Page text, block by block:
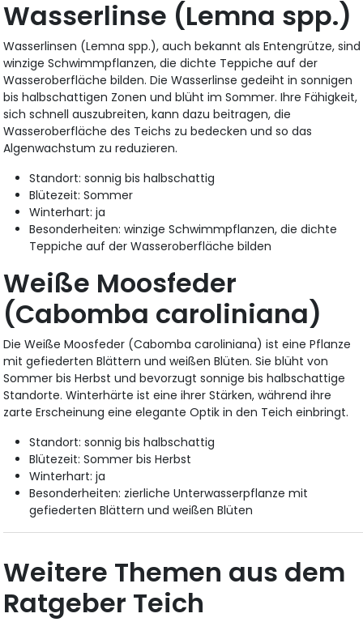
Wasserlinse (Lemna spp.)
Wasserlinsen (Lemna spp.), auch bekannt als Entengrütze, sind
winzige Schwimmpflanzen, die dichte Teppiche auf der
Wasseroberfläche bilden. Die Wasserlinse gedeiht in sonnigen
bis halbschattigen Zonen und blüht im Sommer. Ihre Fähigkeit,
sich schnell auszubreiten, kann dazu beitragen, die
Wasseroberfläche des Teichs zu bedecken und so das
Algenwachstum zu reduzieren.
Standort: sonnig bis halbschattig
Blütezeit: Sommer
Winterhart: ja
Besonderheiten: winzige Schwimmpflanzen, die dichte
Teppiche auf der Wasseroberfläche bilden
Weiße Moosfeder
(Cabomba caroliniana)
Die Weiße Moosfeder (Cabomba caroliniana) ist eine Pflanze
mit gefiederten Blättern und weißen Blüten. Sie blüht von
Sommer bis Herbst und bevorzugt sonnige bis halbschattige
Standorte. Winterhärte ist eine ihrer Stärken, während ihre
zarte Erscheinung eine elegante Optik in den Teich einbringt.
Standort: sonnig bis halbschattig
Blütezeit: Sommer bis Herbst
Winterhart: ja
Besonderheiten: zierliche Unterwasserpflanze mit
gefiederten Blättern und weißen Blüten
Weitere Themen aus dem
Ratgeber Teich